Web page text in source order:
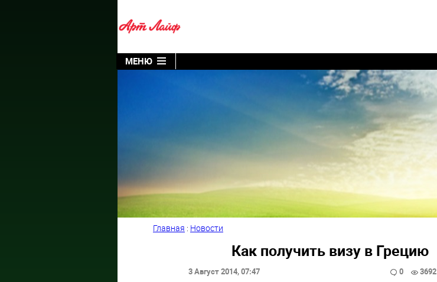
МЕНЮ
Главная : Новости
Как получить визу в Грецию
3 Август 2014, 07:47 0 3692